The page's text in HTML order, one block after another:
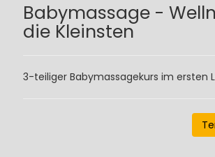
Babymassage -
die Kleinsten
3-teiliger Babymassagekurs im ersten